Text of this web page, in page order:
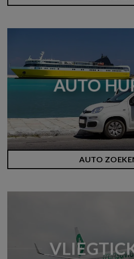
AUTO
AUTO